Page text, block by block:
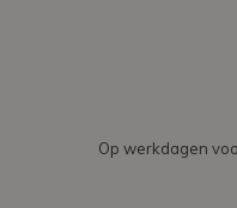
Op werkdagen